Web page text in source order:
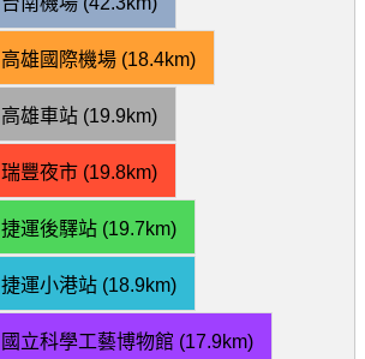
高雄國際機場 (18.4km)
高雄車站 (19.9km)
瑞豐夜市 (19.8km)
捷運後驛站 (19.7km)
捷運小港站 (18.9km)
國立科學工藝博物館 (17.9km)